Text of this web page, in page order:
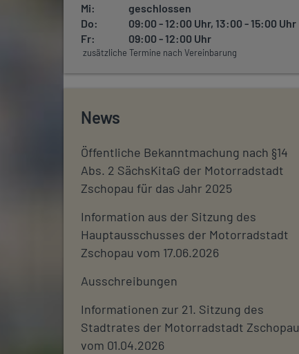
Mi:
geschlossen
Do:
09:00 - 12:00 Uhr, 13:00 - 15:00 Uhr
Fr:
09:00 - 12:00 Uhr
zusätzliche Termine nach Vereinbarung
News
Öffentliche Bekanntmachung nach §14
Abs. 2 SächsKitaG der Motorradstadt
Zschopau für das Jahr 2025
Information aus der Sitzung des
Hauptausschusses der Motorradstadt
Zschopau vom 17.06.2026
Ausschreibungen
Informationen zur 21. Sitzung des
Stadtrates der Motorradstadt Zschopau
vom 01.04.2026